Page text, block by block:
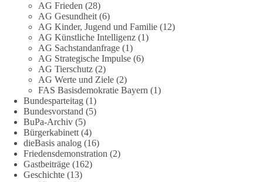
Eine demokratische Gesellschaft lebt nicht davon, unbequeme
Fragen zu vermeiden. Sie lebt davon, Fragen offen zu stellen
und transparent zu beantworten.
dieBasis fordert deshalb weiterhin eine unabhängige,
vollständige und transparente Aufarbeitung der Corona-Politik.
Ohne Denkverbote, ohne Vorverurteilungen und ohne Tabus.
Quellen:https://apnews.com/article/fauci-diaries-covid-origins-
rand-paul-6b25da9f75a0becbaf2886ab22643e67
https://www.tichyseinblick.de/kolumnen/aus-aller-welt/usa-
tagebuch-fauci-corona-impfung/
#dieBasis #Corona #Aufarbeitung
#Vertrauen
AG Frieden (28)
AG Gesundheit (6)
AG Kinder, Jugend und Familie (12)
AG Künstliche Intelligenz (1)
AG Sachstandanfrage (1)
AG Strategische Impulse (6)
AG Tierschutz (2)
AG Werte und Ziele (2)
FAS Basisdemokratie Bayern (1)
Bundesparteitag (1)
Bundesvorstand (5)
BuPa-Archiv (5)
Bürgerkabinett (4)
dieBasis analog (16)
Friedensdemonstration (2)
Gastbeiträge (162)
Geschichte (13)